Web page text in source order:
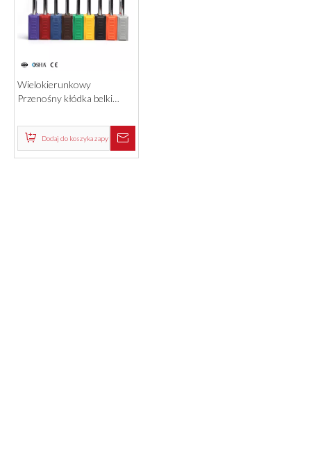
Wielokierunkowy
Przenośny kłódka belki
Dodaj do koszyka zapytań